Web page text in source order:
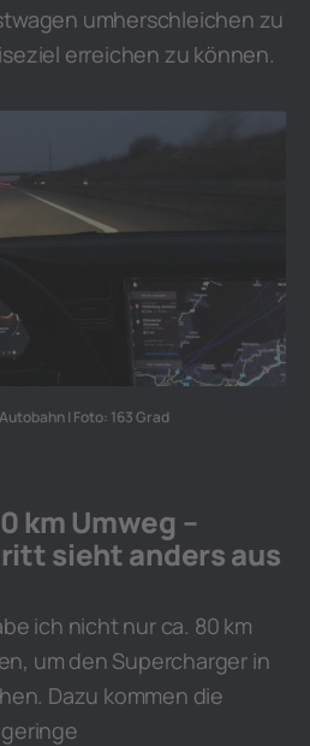
umherschleichen zu
erreichen zu können.
| Foto: 163 Grad
km Umweg –
sieht anders aus
ich nicht nur ca. 80 km
um den Supercharger in
Dazu kommen die